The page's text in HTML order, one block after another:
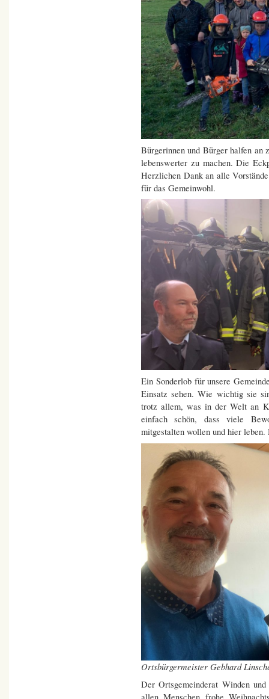
Bürgerinnen und Bürger halfen an
lebenswerter zu machen. Die
Herzlichen Dank an alle
für das Gemeinwohl.
Ein Sonderlob für unsere
Einsatz sehen. Wie wichtig sie
trotz allem, was in der Welt an
einfach schön, dass viele
mitgestalten wollen und hier
Ortsbürgermeister Gebhard
Der Ortsgemeinderat Winden